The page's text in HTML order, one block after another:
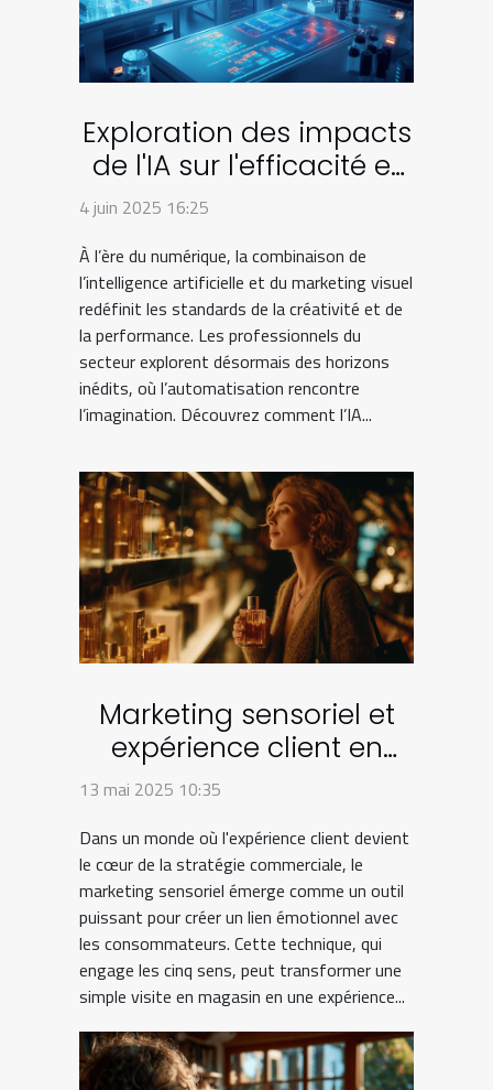
Exploration des impacts
de l'IA sur l'efficacité et
la créativité dans le
4 juin 2025 16:25
À l’ère du numérique, la combinaison de
l’intelligence artificielle et du marketing visuel
redéfinit les standards de la créativité et de
la performance. Les professionnels du
secteur explorent désormais des horizons
inédits, où l’automatisation rencontre
l’imagination. Découvrez comment l’IA...
Marketing sensoriel et
expérience client en
boutique Comment
13 mai 2025 10:35
Dans un monde où l'expérience client devient
le cœur de la stratégie commerciale, le
marketing sensoriel émerge comme un outil
puissant pour créer un lien émotionnel avec
les consommateurs. Cette technique, qui
engage les cinq sens, peut transformer une
simple visite en magasin en une expérience...